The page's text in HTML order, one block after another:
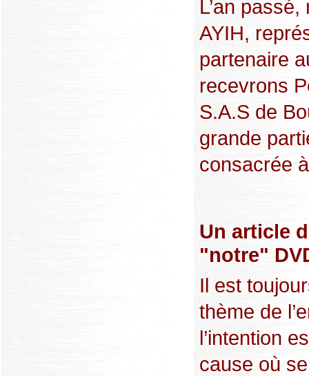
L’an
AYIH,
partenaire
recevrons
S.A.S de
grande
consacrée
Un article
"notre"
Il est
thème de
l’intention
cause où